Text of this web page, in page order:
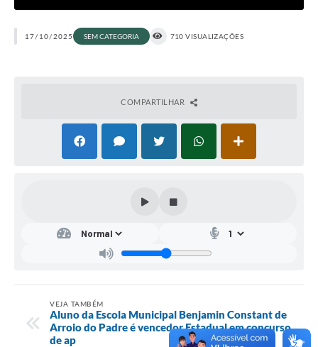
17/10/2025 SEM CATEGORIA 710 VISUALIZAÇÕES
COMPARTILHAR
VEJA TAMBÉM
Aluno da Escola Municipal Benjamin Constant de
Arroio do Padre é vencedor Estadual em concurso
de ap